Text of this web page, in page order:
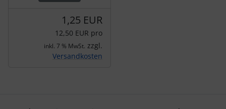
1,25 EUR
12,50 EUR pro
inkl. 7 % MwSt. zzgl.
Versandkosten